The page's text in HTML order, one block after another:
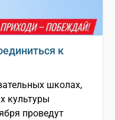
к
школах,
культуры
проведут